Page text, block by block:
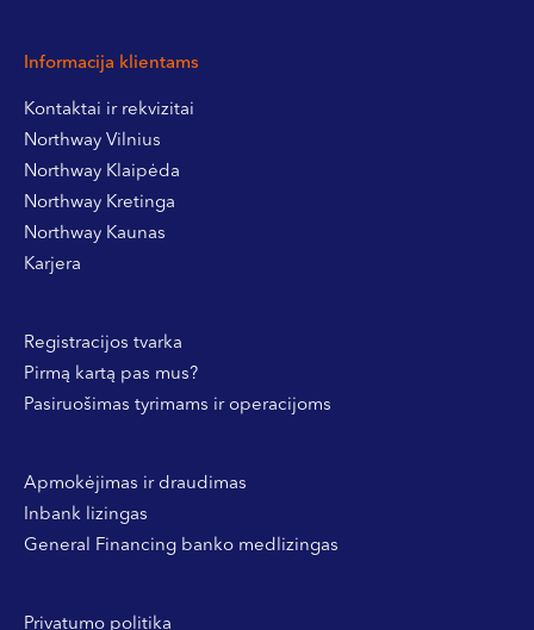
Informacija klientams
Kontaktai ir rekvizitai
Northway Vilnius
Northway Klaipėda
Northway Kretinga
Northway Kaunas
Karjera
Registracijos tvarka
Pirmą kartą pas mus?
Pasiruošimas tyrimams ir operacijoms
Apmokėjimas ir draudimas
Inbank lizingas
General Financing banko medlizingas
Privatumo politika